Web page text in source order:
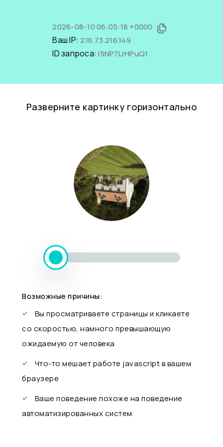
2026-08-10 06:05:18 +0000
Ваш IP:216.73.216.149
ID запроса:I5NP7LrHPuQ1
Разверните картинку горизонтально
Возможные причины:
Вы просматриваете страницы и кликаете
со скоростью, намного превышающую
ожидаемую от человека
Что-то мешает работе javascript в вашем
браузере
Ваше поведение похоже на поведение
автоматизированных систем